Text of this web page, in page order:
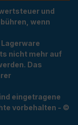
und
wenn
nicht mehr auf
Das
eingetragene
vorbehalten - ©